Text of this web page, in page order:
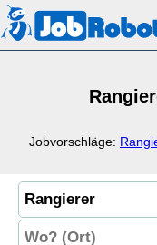
Jobvorschläge: